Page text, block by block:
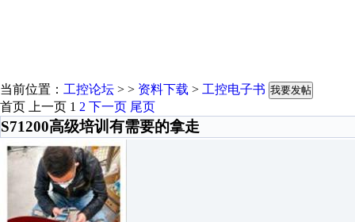
当前位置： 工控论坛 > > 资料下载 > 工控电子书 我要发帖
首页 上一页 1 2 下一页 尾页
S71200高级培训有需要的拿走